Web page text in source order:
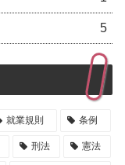
5
就業規則 条例
刑法 憲法